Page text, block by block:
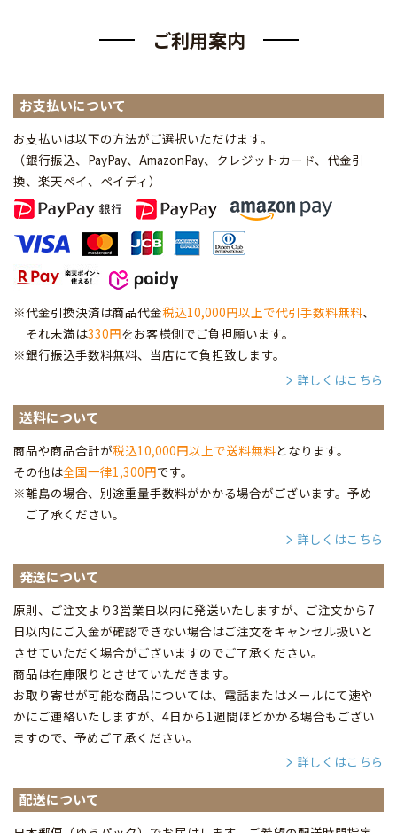
ご利用案内
お支払いについて
お支払いは以下の方法がご選択いただけます。
（銀行振込、PayPay、AmazonPay、クレジットカード、代金引
換、楽天ペイ、ペイディ ）
※代金引換決済は商品代金税込10,000円以上で代引手数料無料、
それ未満は330円をお客様側でご負担願います。
※銀行振込手数料無料、当店にて負担致します。
詳しくはこちら
送料について
商品や商品合計が税込10,000円以上で送料無料となります。
その他は全国一律1,300円です。
※離島の場合、別途重量手数料がかかる場合がございます。予め
ご了承ください。
詳しくはこちら
発送について
原則、ご注文より3営業日以内に発送いたしますが、ご注文から7
日以内にご入金が確認できない場合はご注文をキャンセル扱いと
させていただく場合がございますのでご了承ください。
商品は在庫限りとさせていただきます。
お取り寄せが可能な商品については、電話またはメールにて速や
かにご連絡いたしますが、4日から1週間ほどかかる場合もござい
ますので、予めご了承ください。
詳しくはこちら
配送について